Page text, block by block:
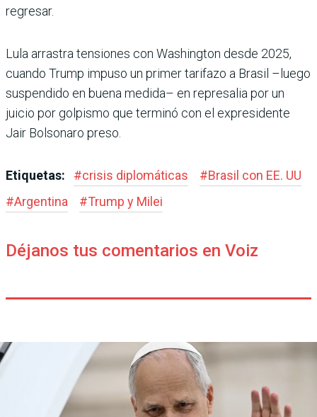
regresar.
Lula arrastra tensiones con Washington desde 2025,
cuando Trump impuso un pri­mer tarifazo a Brasil –luego
suspendido en buena medida– en represalia por un
juicio por golpismo que terminó con el expresidente
Jair Bolsonaro preso.
Etiquetas: #crisis diplomáticas #Brasil con EE. UU
#Argentina #Trump y Milei
Déjanos tus comentarios en Voiz